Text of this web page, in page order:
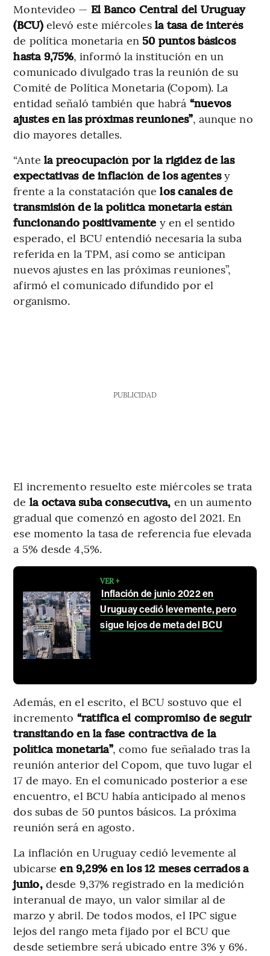
Montevideo — El Banco Central del Uruguay
(BCU)elevó este miércoles la tasa de interés
de política monetaria en 50 puntos básicos
hasta 9,75%, informó la institución en un
comunicado divulgado tras la reunión de su
Comité de Política Monetaria (Copom). La
entidad señaló también que habrá “nuevos
ajustes en las próximas reuniones”, aunque no
dio mayores detalles.
“Ante la preocupación por la rigidez de las
expectativas de inflación de los agentesy
frente a la constatación que los canales de
transmisión de la política monetaria están
funcionando positivamente y en el sentido
esperado, el BCU entendió necesaria la suba
referida en la TPM, así como se anticipan
nuevos ajustes en las próximas reuniones”,
afirmó el comunicado difundido por el
organismo.
PUBLICIDAD
El incremento resuelto este miércoles se trata
de la octava suba consecutiva, en un aumento
gradual que comenzó en agosto del 2021. En
ese momento la tasa de referencia fue elevada
a 5% desde 4,5%.
VER +
Inflación de junio 2022 en
Uruguay cedió levemente, pero
sigue lejos de meta del BCU
Además, en el escrito, el BCU sostuvo que el
incremento “ratifica el compromiso de seguir
transitando en la fase contractiva de la
política monetaria”, como fue señalado tras la
reunión anterior del Copom, que tuvo lugar el
17 de mayo. En el comunicado posterior a ese
encuentro, el BCU había anticipado al menos
dos subas de 50 puntos básicos. La próxima
reunión será en agosto.
La inflación en Uruguay cedió levemente al
ubicarseen 9,29% en los 12 meses cerrados a
junio,desde 9,37% registrado en la medición
interanual de mayo, un valor similar al de
marzo y abril. De todos modos, el IPC sigue
lejos del rango meta fijado por el BCU que
desde setiembre será ubicado entre 3% y 6%.